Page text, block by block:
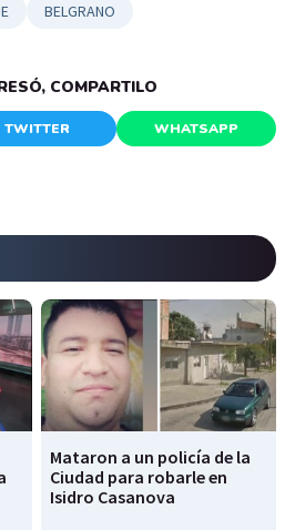
BELGRANO
COMPARTILO
TWITTER WHATSAPP
Mataron a un policía de la
Ciudad para robarle en
Isidro Casanova